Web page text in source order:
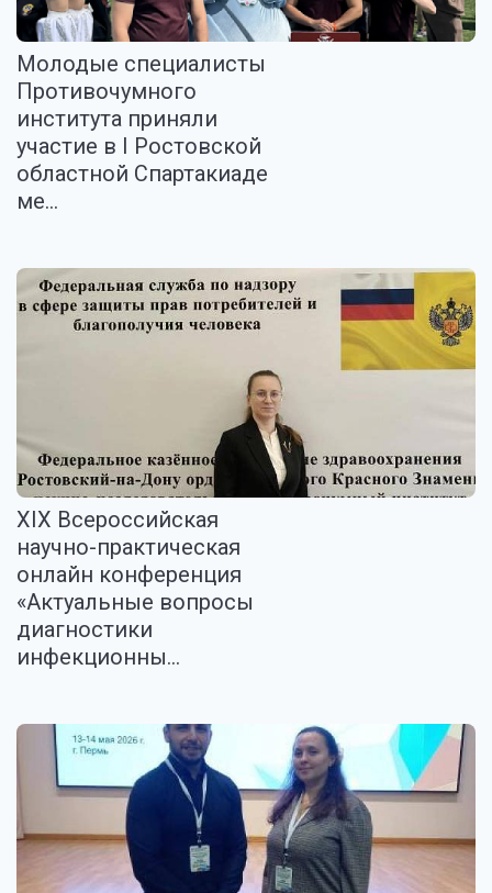
Молодые специалисты
Противочумного
института приняли
участие в I Ростовской
областной Спартакиаде
ме...
XIX Всероссийская
научно-практическая
онлайн конференция
«Актуальные вопросы
диагностики
инфекционны...